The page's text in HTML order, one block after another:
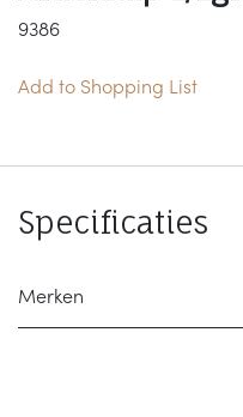
9386
Add to Shopping List
Specificaties
Merken